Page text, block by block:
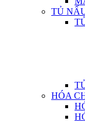
TỦ
HÓA